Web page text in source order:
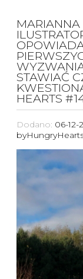
STAWIAĆ
HEARTS
Dodano: 06-12-